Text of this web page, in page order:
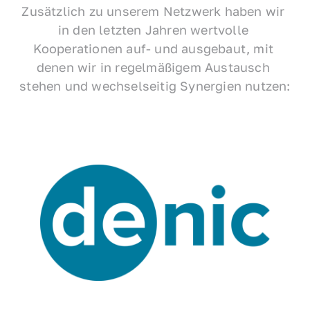
Zusätzlich zu unserem Netzwerk haben wir
in den letzten Jahren wertvolle
Kooperationen auf- und ausgebaut, mit
denen wir in regelmäßigem Austausch
stehen und wechselseitig Synergien nutzen: